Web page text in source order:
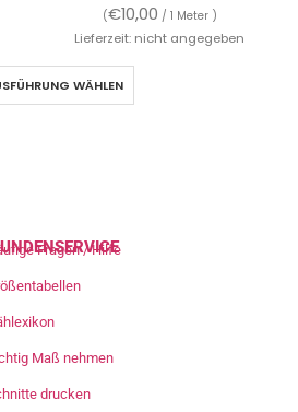
(€10,00 / 1 Meter )
Lieferzeit: nicht angegeben
WÄHLEN
Fragen / Hilfe
Maß nehmen
drucken